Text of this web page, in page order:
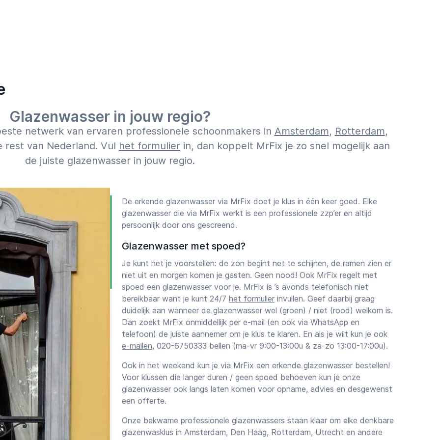
zeker vanaf je
geef de afmetingen
aan wat voor materiaal
“Eerst een offerte”voor de
een prijsindicatie
een ervaren vakman
de pagina Tarieven
(ma-vr 9:00-13:00u &
Glazenwasser in jouw regio?
netwerk van ervaren professionele schoonmakers in Amsterdam, Rotterdam,
rest van Nederland. Vul het formulier in, dan koppelt MrFix je zo snel mogelijk aan
de juiste glazenwasser in jouw regio.
De erkende glazenwasser via MrFix doet je klus in één keer goed. Elke
glazenwasser die via MrFix werkt is een professionele zzp’er en altijd
persoonlijk door ons gescreend.
Glazenwasser met spoed?
Je kunt het je voorstellen: de zon begint net te schijnen, de ramen zien er
niet uit en morgen komen je gasten. Geen nood! Ook MrFix regelt met
spoed een glazenwasser voor je. MrFix is ’s avonds telefonisch niet
bereikbaar want je kunt 24/7 het formulier invullen. Geef daarbij graag
duidelijk aan wanneer de glazenwasser wel (groen) / niet (rood) welkom is.
Dan zoekt MrFix onmiddellijk per e-mail (en ook via WhatsApp en
telefoon) de juiste aannemer om je klus te klaren. En als je wilt kun je ook
e-mailen, 020-6750333 bellen (ma-vr 9:00-13:00u & za-zo 13:00-17:00u).
Ook in het weekend kun je via MrFix een erkende glazenwasser bestellen!
Voor klussen die langer duren / geen spoed behoeven kun je onze
glazenwasser ook langs laten komen voor opname, advies en desgewenst
een offerte.
Onze bekwame professionele glazenwassers staan klaar om elke denkbare
glazenwasklus in Amsterdam, Den Haag, Rotterdam, Utrecht en andere